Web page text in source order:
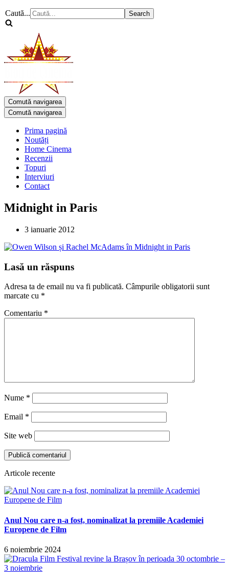
Caută...
Comută navigarea
Comută navigarea
Prima pagină
Noutăți
Home Cinema
Recenzii
Topuri
Interviuri
Contact
Midnight in Paris
3 ianuarie 2012
Lasă un răspuns
Adresa ta de email nu va fi publicată. Câmpurile obligatorii sunt
marcate cu *
Comentariu *
Nume *
Email *
Site web
Articole recente
Anul Nou care n-a fost, nominalizat la premiile Academiei
Europene de Film
6 noiembrie 2024